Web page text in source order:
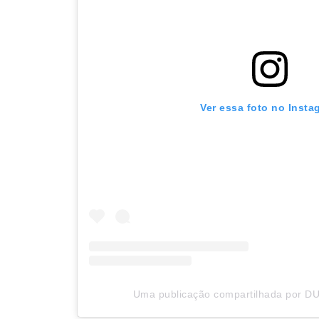
Ver essa foto no
Uma publicação compartilhada por